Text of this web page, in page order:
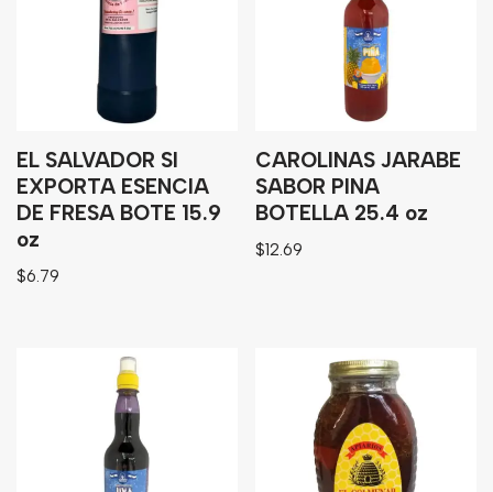
Golosinas
EL SALVADOR SI
EXPORTA ESENCIA
DE FRESA BOTE 15.9
oz
$6.79
CAROLINAS JARABE
SABOR PINA
BOTELLA 25.4 oz
$12.69